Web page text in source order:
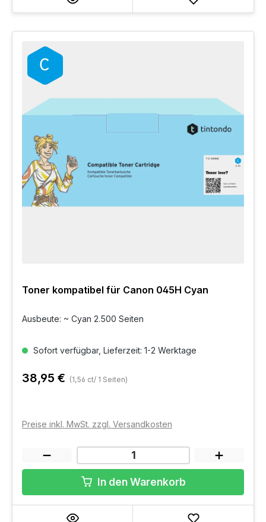
Toner kompatibel für Canon 045H Cyan
Ausbeute: ~ Cyan 2.500 Seiten
Sofort verfügbar, Lieferzeit: 1-2 Werktage
38,95 € (1,56 ct/ 1 Seiten)
Preise inkl. MwSt. zzgl. Versandkosten
In den Warenkorb